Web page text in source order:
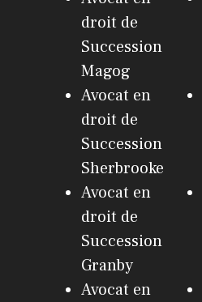
droit de
Succession
Magog
Avocat en
droit de
Succession
Sherbrooke
Avocat en
droit de
Succession
Granby
Avocat en